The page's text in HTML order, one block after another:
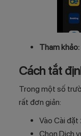
Tham
Cách tắt
Trong một số
rất đơn giản:
Vào Cài
Chọn Dịch